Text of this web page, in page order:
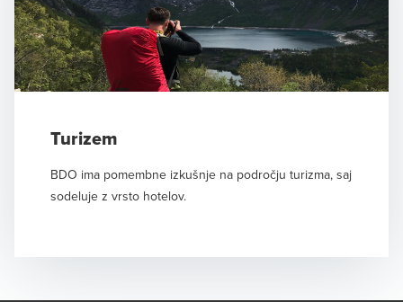
Turizem
BDO ima pomembne izkušnje na področju turizma, saj
sodeluje z vrsto hotelov.